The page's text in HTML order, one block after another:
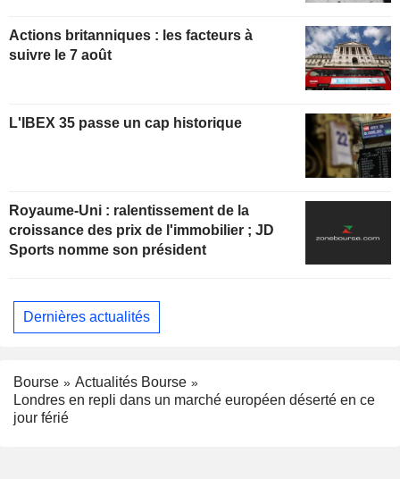
Actions britanniques : les facteurs à
suivre le 7 août
L'IBEX 35 passe un cap historique
Royaume-Uni : ralentissement de la
croissance des prix de l'immobilier ; JD
Sports nomme son président
Dernières actualités
Bourse
Actualités Bourse
Londres en repli dans un marché européen déserté en ce
jour férié